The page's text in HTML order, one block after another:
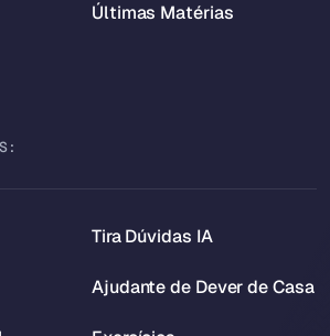
Últimas Matérias
Tira Dúvidas IA
Ajudante de Dever de Casa